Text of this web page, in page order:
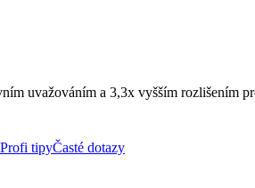
uvažováním a 3,3x vyšším rozlišením
Profi tipyČasté dotazy